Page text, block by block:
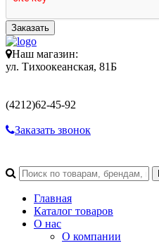
Заказать
Наш магазин:
ул. Тихоокеанская, 81Б
(4212)62-45-92
Заказать звонок
Главная
Каталог товаров
О нас
О компании